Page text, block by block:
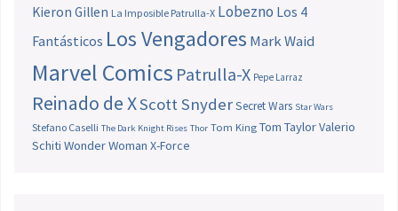
Kieron Gillen La Imposible Patrulla-X Lobezno Los 4
Fantásticos Los Vengadores Mark Waid
Marvel Comics Patrulla-X Pepe Larraz
Reinado de XScott SnyderSecret Wars Star Wars
Stefano Caselli The Dark Knight Rises Thor Tom King Tom TaylorValerio
Schiti Wonder Woman X-Force